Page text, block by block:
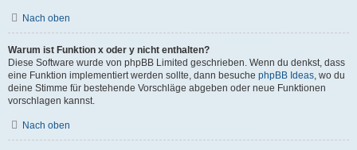
Nach oben
Warum ist Funktion x oder y nicht enthalten?
Diese Software wurde von phpBB Limited geschrieben. Wenn du denkst, dass
eine Funktion implementiert werden sollte, dann besuche phpBB Ideas , wo du
deine Stimme für bestehende Vorschläge abgeben oder neue Funktionen
vorschlagen kannst.
Nach oben